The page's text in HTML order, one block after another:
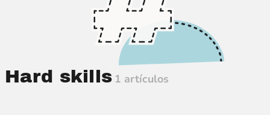
Hard skills 1 artículos